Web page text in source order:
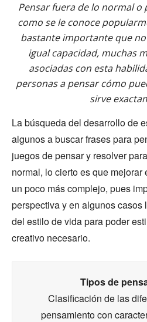
Pensar fuera de lo normal o
como se le conoce
bastante importante que
igual capacidad, muchas
asociadas con esta
personas a pensar cómo
sirve
La búsqueda del desarrollo de
algunos a buscar frases para
juegos de pensar y resolver
normal, lo cierto es que
un poco más complejo, pues
perspectiva y en algunos
del estilo de vida para poder
creativo necesario.
Tipos de
Clasificación de las
pensamiento con